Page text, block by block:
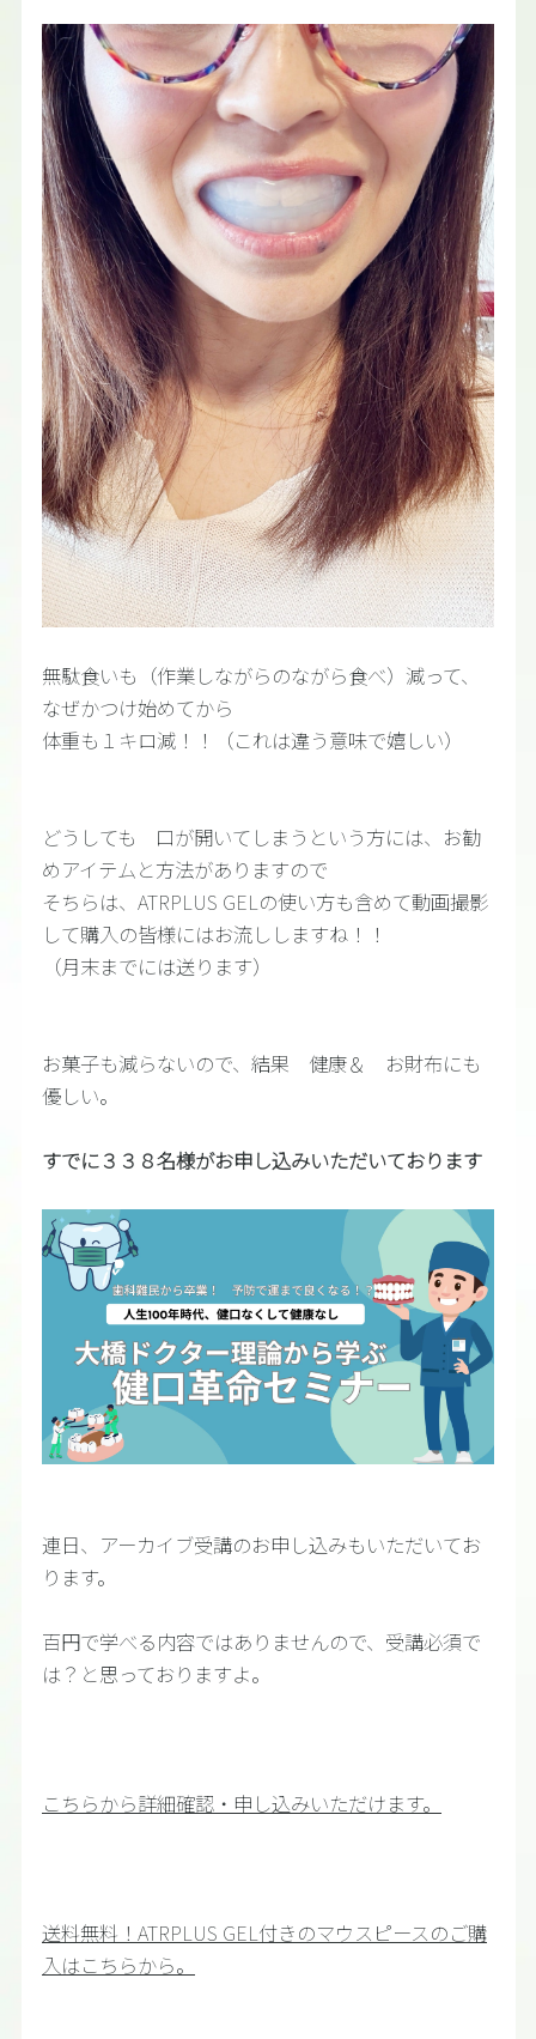
無駄食いも（作業しながらのながら食べ）減って、
なぜかつけ始めてから
体重も１キロ減！！（これは違う意味で嬉しい）
どうしても 口が開いてしまうという方には、お勧
めアイテムと方法がありますので
そちらは、ATRPLUS GELの使い方も含めて動画撮影
して購入の皆様にはお流ししますね！！
（月末までには送ります）
お菓子も減らないので、結果 健康＆ お財布にも
優しい。
すでに３３８名様がお申し込みいただいております
連日、アーカイブ受講のお申し込みもいただいてお
ります。
百円で学べる内容ではありませんので、受講必須で
は？と思っておりますよ。
こちらから詳細確認・申し込みいただけます。
送料無料！ATRPLUS GEL付きのマウスピースのご購
入はこちらから。